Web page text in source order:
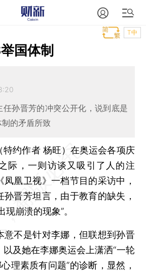
T中
国体制
任孙晋芳的冲突公开化，说到底是
的矛盾所致
特约作者 杨旺）在奥运会各项庆
际，一则访谈又吸引了人的注
凰卫视》一档节目的采访中，
孙晋芳坦言，由于教育的缺失，
现崩溃的现象”。
不是针对李娜，但联想到孙晋
及她在李娜奥运会上潇洒“一轮
理素质有问题”的诊断，显然，